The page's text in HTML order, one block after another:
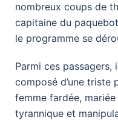
nombreux coups de
capitaine du paquebot
le programme se
Parmi ces
composé d’une triste
femme fardée,
tyrannique et